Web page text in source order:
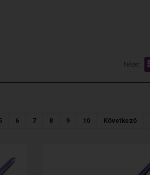
Nézet:
6 7 8 9 10 Következő